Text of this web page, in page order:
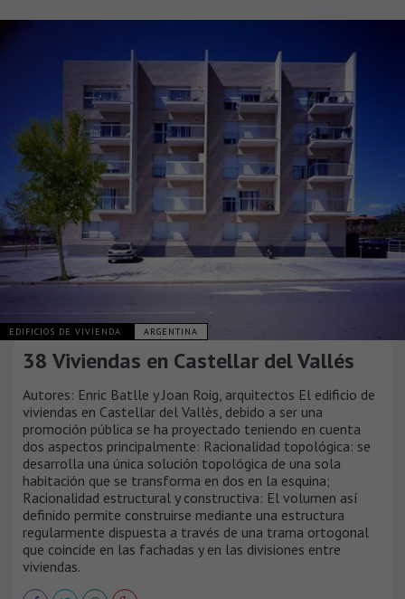
EDIFICIOS DE VIVIENDA ARGENTINA
38 Viviendas en Castellar del Vallés
Autores: Enric Batlle y Joan Roig, arquitectos El edificio de
viviendas en Castellar del Vallès, debido a ser una
promoción pública se ha proyectado teniendo en cuenta
dos aspectos principalmente: Racionalidad topológica: se
desarrolla una única solución topológica de una sola
habitación que se transforma en dos en la esquina;
Racionalidad estructural y constructiva: El volumen así
definido permite construirse mediante una estructura
regularmente dispuesta a través de una trama ortogonal
que coincide en las fachadas y en las divisiones entre
viviendas.